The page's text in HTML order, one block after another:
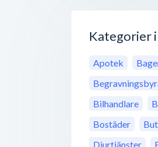
Kategorier
Apotek
Bilhandlare
Bostäder
Djurtjänster